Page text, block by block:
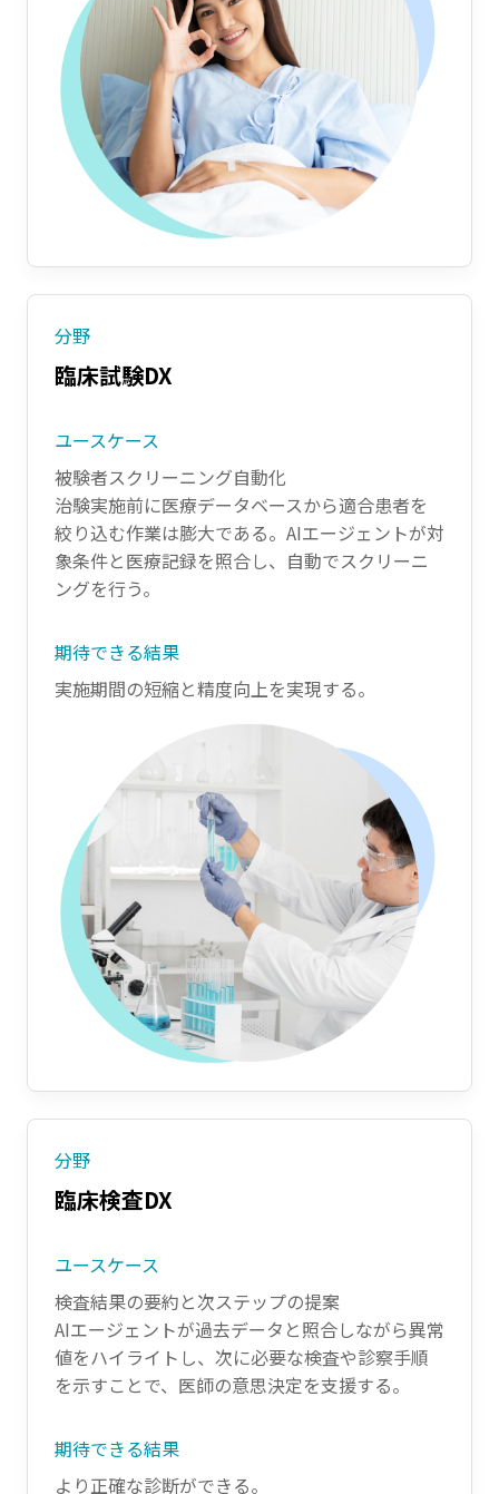
分野
臨床試験DX
ユースケース
被験者スクリーニング自動化
治験実施前に医療データベースから適合患者を
絞り込む作業は膨大である。AIエージェントが対
象条件と医療記録を照合し、自動でスクリーニ
ングを行う。
期待できる結果
実施期間の短縮と精度向上を実現する。
分野
臨床検査DX
ユースケース
検査結果の要約と次ステップの提案
AIエージェントが過去データと照合しながら異常
値をハイライトし、次に必要な検査や診察手順
を示すことで、医師の意思決定を支援する。
期待できる結果
より正確な診断ができる。